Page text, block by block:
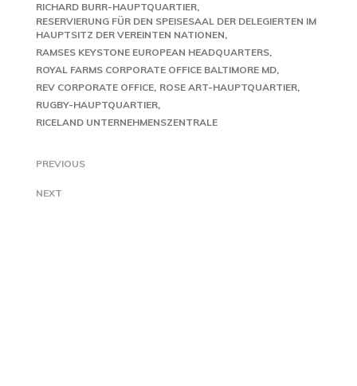
RICHARD BURR-HAUPTQUARTIER
RESERVIERUNG FÜR DEN SPEISESAAL DER DELEGIERTEN IM
HAUPTSITZ DER VEREINTEN NATIONEN
RAMSES KEYSTONE EUROPEAN HEADQUARTERS
ROYAL FARMS CORPORATE OFFICE BALTIMORE MD
REV CORPORATE OFFICE ROSE ART-HAUPTQUARTIER
RUGBY-HAUPTQUARTIER
RICELAND UNTERNEHMENSZENTRALE
PREVIOUS
NEXT